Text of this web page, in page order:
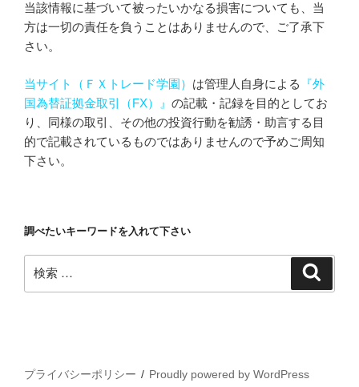
当該情報に基づいて被ったいかなる損害についても、当
方は一切の責任を負うことはありませんので、ご了承下
さい。
当サイト（ＦＸトレード学園） は管理人自身による
『外
国為替証拠金取引（FX）』 の記載・記録を目的としてお
り、同様の取引、その他の投資行動を勧誘・助言する目
的で記載されているものではありませんので予めご周知
下さい。
調べたいキーワードを入れて下さい
検
索:
プライバシーポリシー Proudly powered by WordPress